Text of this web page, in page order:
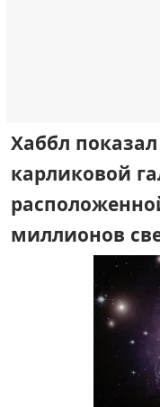
Хаббл
карликовой
миллионов